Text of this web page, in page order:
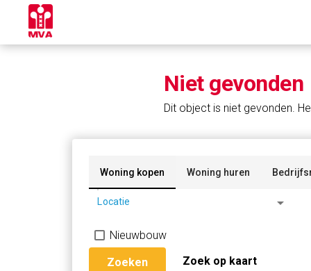
Niet gevonden
Dit object is niet gevonden.
Woning kopen Woning huren
Locatie arrow_drop_down
Nieuwbouw
Zoeken Zoek op kaart